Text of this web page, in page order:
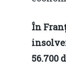
În
56.700